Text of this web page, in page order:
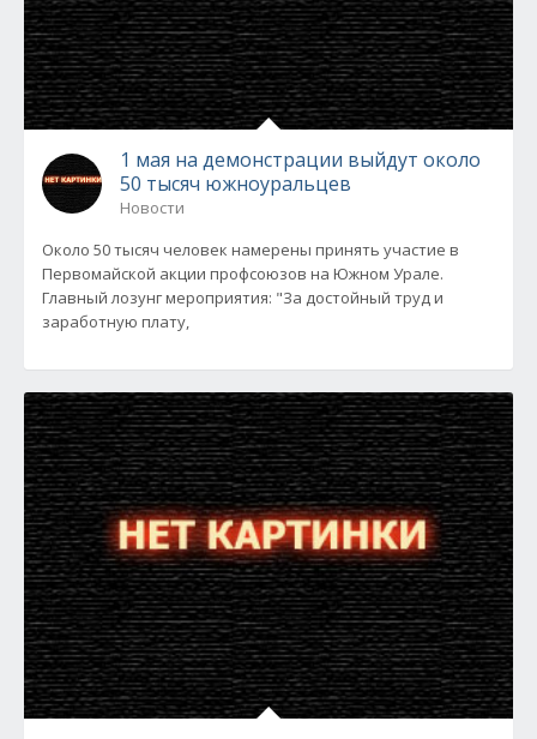
1 мая на демонстрации выйдут около
50 тысяч южноуральцев
Новости
Около 50 тысяч человек намерены принять участие в
Первомайской акции профсоюзов на Южном Урале.
Главный лозунг мероприятия: "За достойный труд и
заработную плату,